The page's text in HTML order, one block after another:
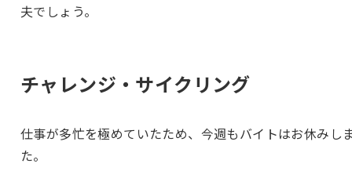
夫でしょう。
チャレンジ・サイクリング
仕事が多忙を極めていたため、今週もバイトはお休みし
た。